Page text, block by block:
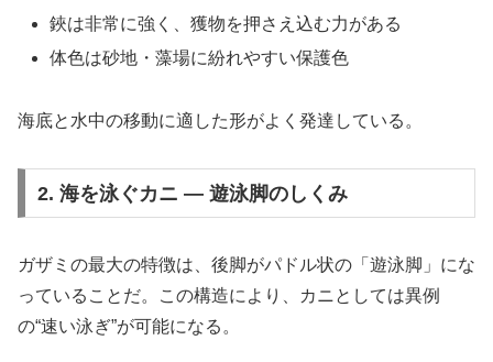
鋏は非常に強く、獲物を押さえ込む力がある
体色は砂地・藻場に紛れやすい保護色
海底と水中の移動に適した形がよく発達している。
2. 海を泳ぐカニ ― 遊泳脚のしくみ
ガザミの最大の特徴は、後脚がパドル状の「遊泳脚」にな
っていることだ。この構造により、カニとしては異例
の“速い泳ぎ”が可能になる。